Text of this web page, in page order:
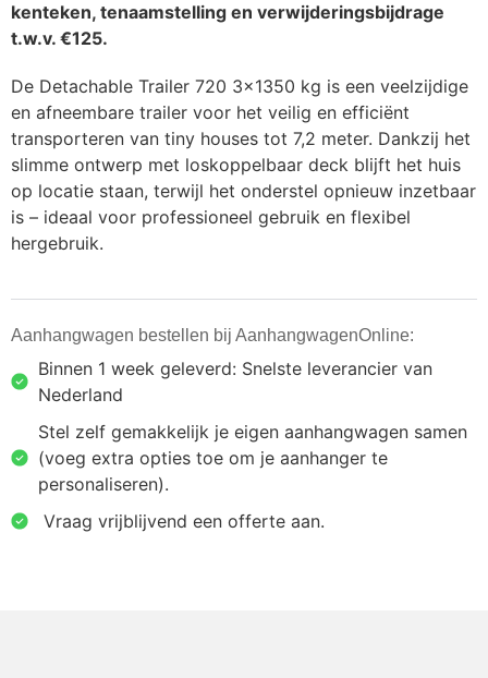
kenteken, tenaamstelling en verwijderingsbijdrage
t.w.v. €125.
De Detachable Trailer 720 3×1350 kg is een veelzijdige
en afneembare trailer voor het veilig en efficiënt
transporteren van tiny houses tot 7,2 meter. Dankzij het
slimme ontwerp met loskoppelbaar deck blijft het huis
op locatie staan, terwijl het onderstel opnieuw inzetbaar
is – ideaal voor professioneel gebruik en flexibel
hergebruik.
Aanhangwagen bestellen bij AanhangwagenOnline:
Binnen 1 week geleverd: Snelste leverancier van
Nederland
Stel zelf gemakkelijk je eigen aanhangwagen samen
(voeg extra opties toe om je aanhanger te
personaliseren).
⁠ ⁠Vraag vrijblijvend een offerte aan.